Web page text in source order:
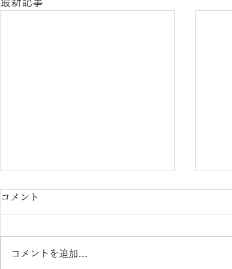
コメント
コメントを追加…